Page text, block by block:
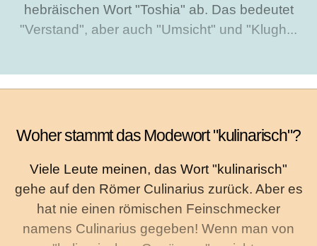
hebräischen Wort "Toshia" ab. Das bedeutet
"Verstand", aber auch "Umsicht" und "Klugh...
Woher stammt das Modewort "kulinarisch"?
Viele Leute meinen, das Wort "kulinarisch"
gehe auf den Römer Culinarius zurück. Aber es
hat nie einen römischen Feinschmecker
namens Culinarius gegeben! Wenn man von